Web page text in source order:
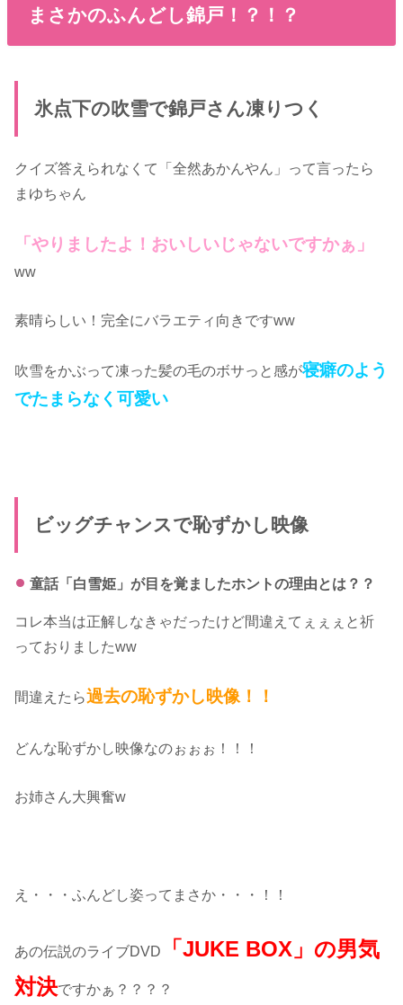
まさかのふんどし錦戸！？！？
氷点下の吹雪で錦戸さん凍りつく
クイズ答えられなくて「全然あかんやん」って言ったら
まゆちゃん
「やりましたよ！おいしいじゃないですかぁ」
ww
素晴らしい！完全にバラエティ向きですww
吹雪をかぶって凍った髪の毛のボサっと感が寝癖のよう
でたまらなく可愛い
ビッグチャンスで恥ずかし映像
童話「白雪姫」が目を覚ましたホントの理由とは？？
コレ本当は正解しなきゃだったけど間違えてぇぇぇと祈
っておりましたww
間違えたら過去の恥ずかし映像！！
どんな恥ずかし映像なのぉぉぉ！！！
お姉さん大興奮w
え・・・ふんどし姿ってまさか・・・！！
あの伝説のライブDVD
「JUKE BOX」の男気
対決ですかぁ？？？？